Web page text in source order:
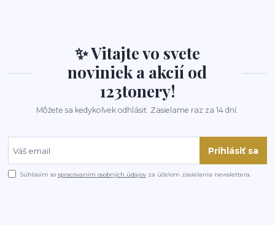
✨ Vitajte vo svete
noviniek a akcií od
123tonery!
Môžete sa kedykoľvek odhlásiť. Zasielame raz za 14 dní.
Prihlásiť sa
Súhlasím sospracovaním osobných údajov za účelom zasielania newslettera.